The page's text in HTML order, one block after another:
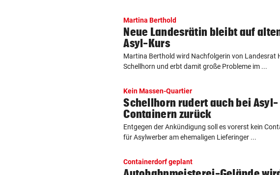
Martina Berthold
Neue Landesrätin bleibt auf
Asyl-Kurs
Martina Berthold wird Nachfolgerin von Landesrat
Schellhorn und erbt damit große Probleme im ...
Kein Massen-Quartier
Schellhorn rudert auch bei Asyl-
Containern zurück
Entgegen der Ankündigung soll es vorerst kein
für Asylwerber am ehemaligen Lieferinger ...
Containerdorf geplant